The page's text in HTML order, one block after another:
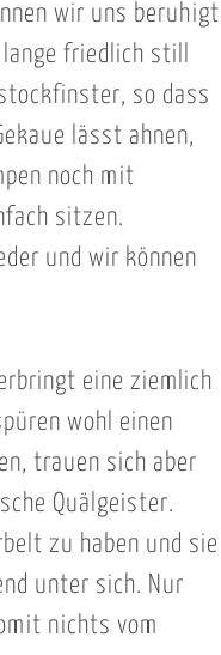
wir uns beruhigt
friedlich still
so dass
lässt ahnen,
noch mit
sitzen.
und wir können
eine ziemlich
wohl einen
trauen sich aber
Quälgeister.
zu haben und sie
unter sich. Nur
nichts vom